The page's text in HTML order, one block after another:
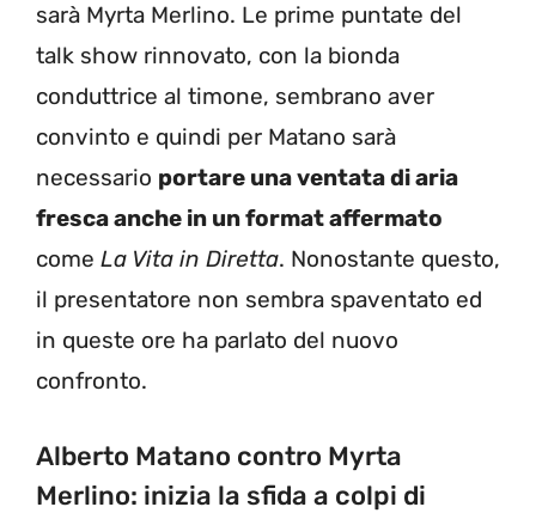
sarà Myrta Merlino. Le prime puntate del
talk show rinnovato, con la bionda
conduttrice al timone, sembrano aver
convinto e quindi per Matano sarà
necessario portare una ventata di aria
fresca anche in un format affermato
come La Vita in Diretta. Nonostante questo,
il presentatore non sembra spaventato ed
in queste ore ha parlato del nuovo
confronto.
Alberto Matano contro Myrta
Merlino: inizia la sfida a colpi di